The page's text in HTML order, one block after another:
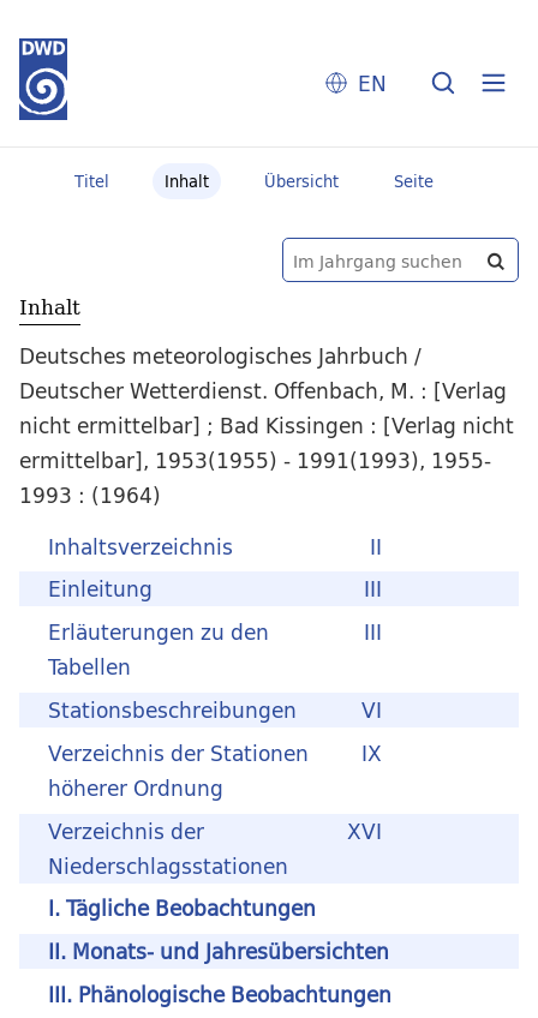
EN
Titel Inhalt Übersicht Seite
Inhalt
Deutsches meteorologisches Jahrbuch /
Deutscher Wetterdienst. Offenbach, M. : [Verlag
nicht ermittelbar] ; Bad Kissingen : [Verlag nicht
ermittelbar], 1953(1955) - 1991(1993), 1955-
1993 : (1964)
II
Inhaltsverzeichnis
III
Einleitung
III
Erläuterungen zu den
Tabellen
VI
Stationsbeschreibungen
IX
Verzeichnis der Stationen
höherer Ordnung
XVI
Verzeichnis der
Niederschlagsstationen
I. Tägliche Beobachtungen
II. Monats- und Jahresübersichten
III. Phänologische Beobachtungen